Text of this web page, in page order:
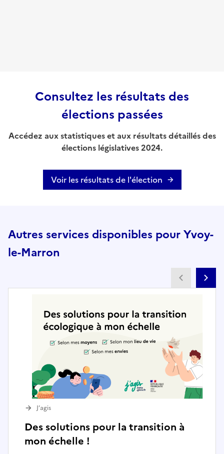
Consultez les résultats des
élections passées
Accédez aux statistiques et aux résultats détaillés des
élections législatives 2024.
Voir les résultats de l'élection
Autres services disponibles pour Yvoy-
le-Marron
Des solutions pour la transition à
mon échelle !
J’agis